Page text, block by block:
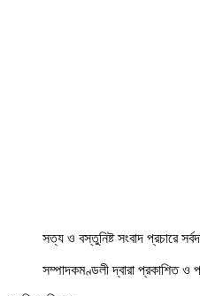
সত্য ও বস্তুনিষ্ট সংবাদ প্রচারে
সম্পাদকমণ্ডলী দ্বারা প্রকাশিত ও